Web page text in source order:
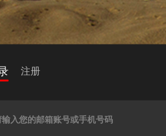
注册
入您的邮箱账号或手机号码